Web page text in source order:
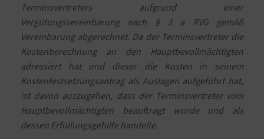
Terminsvertreters aufgrund einer
Vergütungsvereinbarung nach § 3 a RVG gemäß
Vereinbarung abgerechnet. Da der Terminsvertreter die
Kostenberechnung an den Hauptbevollmächtigten
adressiert hat und dieser die Kosten in seinem
Kostenfestsetzungsantrag als Auslagen aufgeführt hat,
ist davon auszugehen, dass der Terminsvertreter vom
Hauptbevollmächtigten beauftragt wurde und als
dessen Erfüllungsgehilfe handelte.